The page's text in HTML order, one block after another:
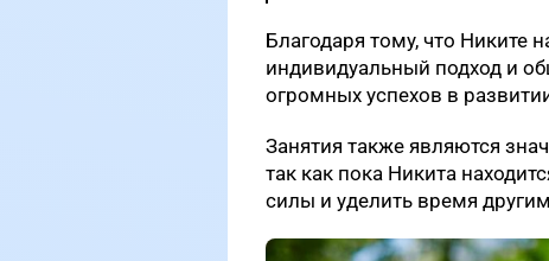
Благодаря тому, что Никите
индивидуальный подход и
огромных успехов в
Занятия также являются
так как пока Никита
силы и уделить время